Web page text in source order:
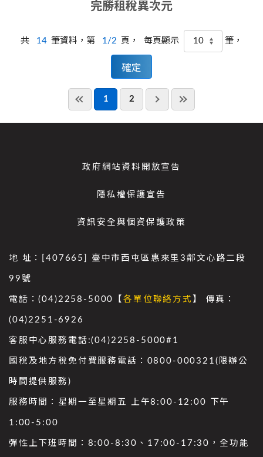
完勝租稅異次元
共 14 筆資料，第 1/2 頁， 每頁顯示 筆，
1 2
政府網站資料開放宣告
隱私權保護宣告
資訊安全與個資保護政策
地 址：[407665] 臺中市西屯區惠來里3鄰文心路二段
99號
電話：(04)2258-5000【各單位聯絡方式 】 傳真：
(04)2251-6926
客服中心服務電話:(04)2258-5000#1
國稅及地方稅免付費服務電話：0800-000321(限辦公
時間提供服務)
服務時間：星期一至星期五 上午8:00-12:00 下午
1:00-5:00
彈性上下班時間：8:00-8:30、17:00-17:30，全功能